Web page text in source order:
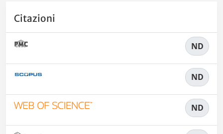
Citazioni
ND
ND
ND